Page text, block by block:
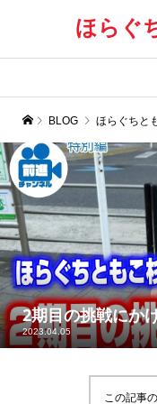
ほらぐ
BLOG ほらぐちと
2期目の挑戦にか
2023.04.05
この記事